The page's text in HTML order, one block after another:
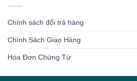
Chính sách đổi trả hàng
Chính Sách Giao Hàng
Hóa Đơn Chứng Từ